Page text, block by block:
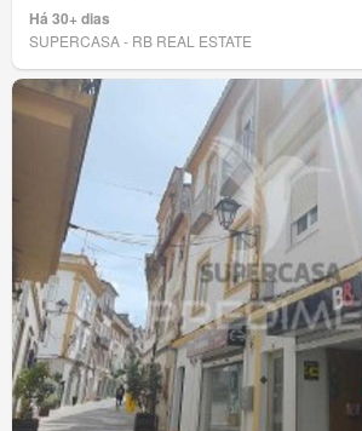
Há 30+ dias
SUPERCASA - RB REAL ESTATE